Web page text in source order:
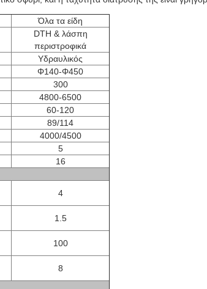
Όλα τα είδη
DTH & λάσπη
περιστροφικά
Υδραυλικός
Φ140-Φ450
300
4800-6500
60-120
89/114
4000/4500
5
16
4
1.5
100
8